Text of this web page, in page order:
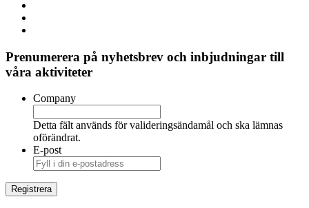
Prenumerera på nyhetsbrev och inbjudningar till
våra aktiviteter
Company
Detta fält används för valideringsändamål och ska lämnas
oförändrat.
E-post